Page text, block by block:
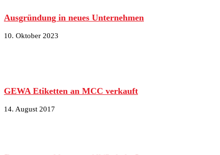
Ausgründung in neues Unternehmen
10. Oktober 2023
GEWA Etiketten an MCC verkauft
14. August 2017